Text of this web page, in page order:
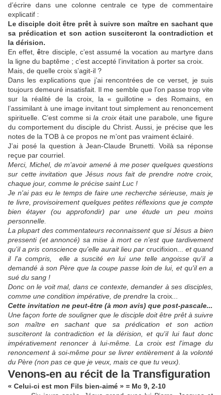
d’écrire dans une colonne centrale ce type de commentaire
explicatif :
Le disciple doit être prêt à suivre son maître en sachant que
sa prédication et son action susciteront la contradiction et
la dérision.
En effet, être disciple, c’est assumé la vocation au martyre dans
la ligne du baptême ; c’est accepté l’invitation à porter sa croix.
Mais, de quelle croix s’agit-il ?
Dans les explications que j’ai rencontrées de ce verset, je suis
toujours demeuré insatisfait. Il me semble que l’on passe trop vite
sur la réalité de la croix, la « guillotine » des Romains, en
l’assimilant à une image invitant tout simplement au renoncement
spirituelle. C’est comme sila croix était une parabole, une figure
du comportement du disciple du Christ. Aussi, je précise que les
notes de la TOB à ce propos ne m’ont pas vraiment éclairé.
J’ai posé la question à Jean-Claude Brunetti. Voilà sa réponse
reçue par courriel.
Merci, Michel, de m'avoir amené à me poser quelques questions
sur cette invitation que Jésus nous fait de prendre notre croix,
chaque jour, comme le précise saint Luc !
Je n'ai pas eu le temps de faire une recherche sérieuse, mais je
te livre, provisoirement quelques petites réflexions que je compte
bien étayer (ou approfondir) par une étude un peu moins
personnelle.
La plupart des commentateurs reconnaissent que si Jésus a bien
pressenti (et annoncé) sa mise à mort ce n'est que tardivement
qu'il a pris conscience qu'elle aurait lieu par crucifixion ... et quand
il l'a compris, elle a suscité en lui une telle angoisse qu'il a
demandé à son Père que la coupe passe loin de lui, et qu'il en a
sué du sang !
Donc on le voit mal, dans ce contexte, demander à ses disciples,
comme une condition impérative, de prendre la croix
Cette invitation ne peut-être (à mon avis) que post-pascale...
Une façon forte de souligner que le disciple doit être prêt à suivre
son maître en sachant que sa prédication et son action
susciteront la contradiction et la dérision, et qu'il lui faut donc
impérativement renoncer à lui-même. La croix est l'image du
renoncement à soi-même pour se livrer entièrement à la volonté
du Père (non pas ce que je veux, mais ce que tu veux).
Venons-en au récit de la Transfiguration
« Celui-ci est mon Fils bien-aimé » = Mc 9, 2-10